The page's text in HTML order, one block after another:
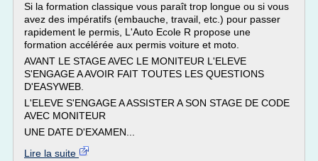
Si la formation classique vous paraît trop longue ou si vous
avez des impératifs (embauche, travail, etc.) pour passer
rapidement le permis, L'Auto Ecole R propose une
formation accélérée aux permis voiture et moto.
AVANT LE STAGE AVEC LE MONITEUR L'ELEVE
S'ENGAGE A AVOIR FAIT TOUTES LES QUESTIONS
D'EASYWEB.
L'ELEVE S'ENGAGE A ASSISTER A SON STAGE DE CODE
AVEC MONITEUR
UNE DATE D'EXAMEN...
Lire la suite